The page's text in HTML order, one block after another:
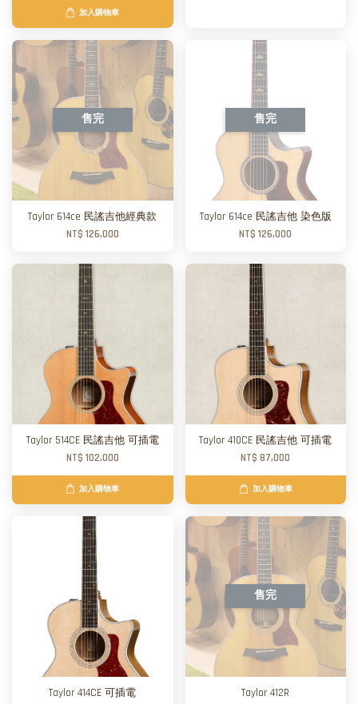
加入購物車
售完
Taylor 614ce 民謠吉他經典款
NT$ 126,000
售完
Taylor 614ce 民謠吉他 染色版
NT$ 126,000
Taylor 514CE 民謠吉他 可插電
NT$ 102,000
加入購物車
Taylor 410CE 民謠吉他 可插電
NT$ 87,000
加入購物車
Taylor 414CE 可插電
售完
Taylor 412R